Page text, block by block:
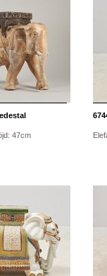
47cm